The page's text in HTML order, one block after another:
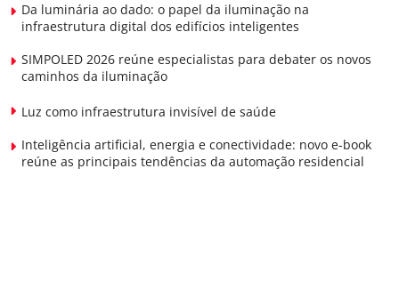
Da luminária ao dado: o papel da iluminação na
infraestrutura digital dos edifícios inteligentes
SIMPOLED 2026 reúne especialistas para debater os novos
caminhos da iluminação
Luz como infraestrutura invisível de saúde
Inteligência artificial, energia e conectividade: novo e-book
reúne as principais tendências da automação residencial